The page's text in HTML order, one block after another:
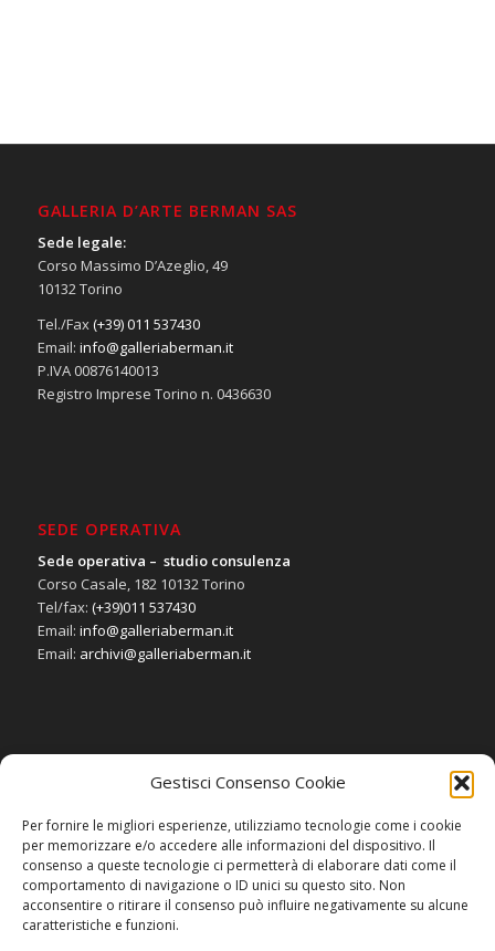
Gestisci Consenso Cookie
Per fornire le migliori esperienze, utilizziamo tecnologie come i cookie
per memorizzare e/o accedere alle informazioni del dispositivo. Il
consenso a queste tecnologie ci permetterà di elaborare dati come il
comportamento di navigazione o ID unici su questo sito. Non
acconsentire o ritirare il consenso può influire negativamente su alcune
caratteristiche e funzioni.
GALLERIA D’ARTE BERMAN SAS
Sede legale:
Corso Massimo D’Azeglio, 49
10132 Torino
Tel./Fax(+39) 011 537430
Email: info@galleriaberman.it
P.IVA 00876140013
Registro Imprese Torino n. 0436630
SEDE OPERATIVA
Sede operativa – studio consulenza
Corso Casale, 182 10132 Torino
Tel/fax: (+39)011 537430
Email: info@galleriaberman.it
Email: archivi@galleriaberman.it